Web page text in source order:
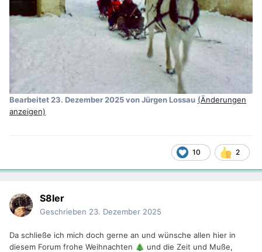
Bearbeitet23. Dezember 2025von Jürgen Lossau (Änderungen
anzeigen)
10 2
S8ler
Geschrieben 23. Dezember 2025
Da schließe ich mich doch gerne an und wünsche allen hier in
diesem Forum frohe Weihnachten 🎄 und die Zeit und Muße,